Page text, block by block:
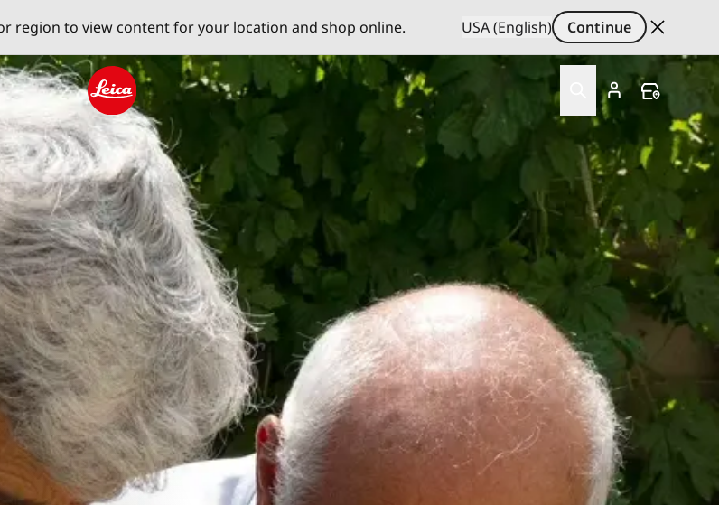
region to view content for your location and shop online. USA (English)
Continue
Leica logo - Home